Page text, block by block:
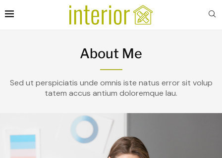
About Me
Sed ut perspiciatis unde omnis iste natus error sit volup
tatem accus antium doloremque lau.